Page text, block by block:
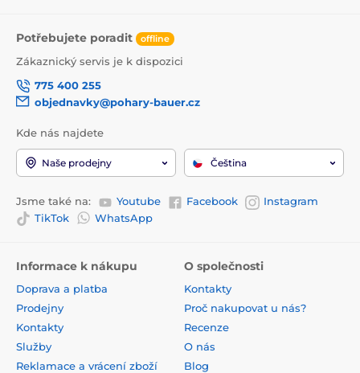
Potřebujete poradit offline
Zákaznický servis je k dispozici
775 400 255
objednavky@pohary-bauer.cz
Kde nás najdete
Naše prodejny Čeština
Jsme také na: Youtube Facebook
Instagram
TikTok
WhatsApp
Informace k nákupu
Doprava a platba
Prodejny
Kontakty
Služby
Reklamace a vrácení zboží
O společnosti
Kontakty
Proč nakupovat u nás?
Recenze
O nás
Blog